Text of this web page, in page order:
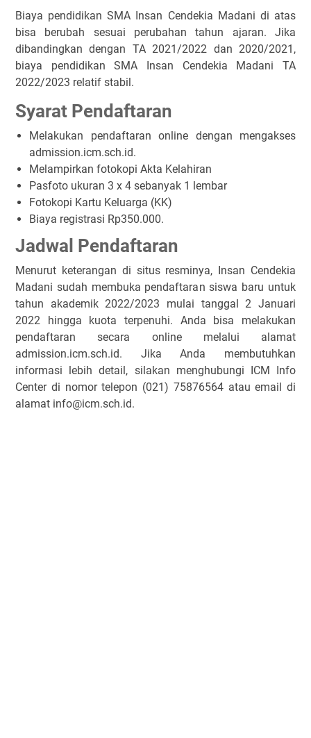
Biaya pendidikan SMA Insan Cendekia Madani di atas
bisa berubah sesuai perubahan tahun ajaran. Jika
dibandingkan dengan TA 2021/2022 dan 2020/2021,
biaya pendidikan SMA Insan Cendekia Madani TA
2022/2023 relatif stabil.
Syarat Pendaftaran
Melakukan pendaftaran online dengan mengakses
admission.icm.sch.id.
Melampirkan fotokopi Akta Kelahiran
Pasfoto ukuran 3 x 4 sebanyak 1 lembar
Fotokopi Kartu Keluarga (KK)
Biaya registrasi Rp350.000.
Jadwal Pendaftaran
Menurut keterangan di situs resminya, Insan Cendekia
Madani sudah membuka pendaftaran siswa baru untuk
tahun akademik 2022/2023 mulai tanggal 2 Januari
2022 hingga kuota terpenuhi. Anda bisa melakukan
pendaftaran secara online melalui alamat
admission.icm.sch.id. Jika Anda membutuhkan
informasi lebih detail, silakan menghubungi ICM Info
Center di nomor telepon (021) 75876564 atau email di
alamat info@icm.sch.id.